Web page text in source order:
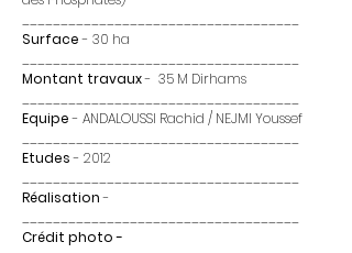
Surface- 30 ha
Montant travaux- 35 M Dirhams
Equipe- ANDALOUSSI Rachid / NEJMI Youssef
Etudes- 2012
Réalisation-
Crédit photo -